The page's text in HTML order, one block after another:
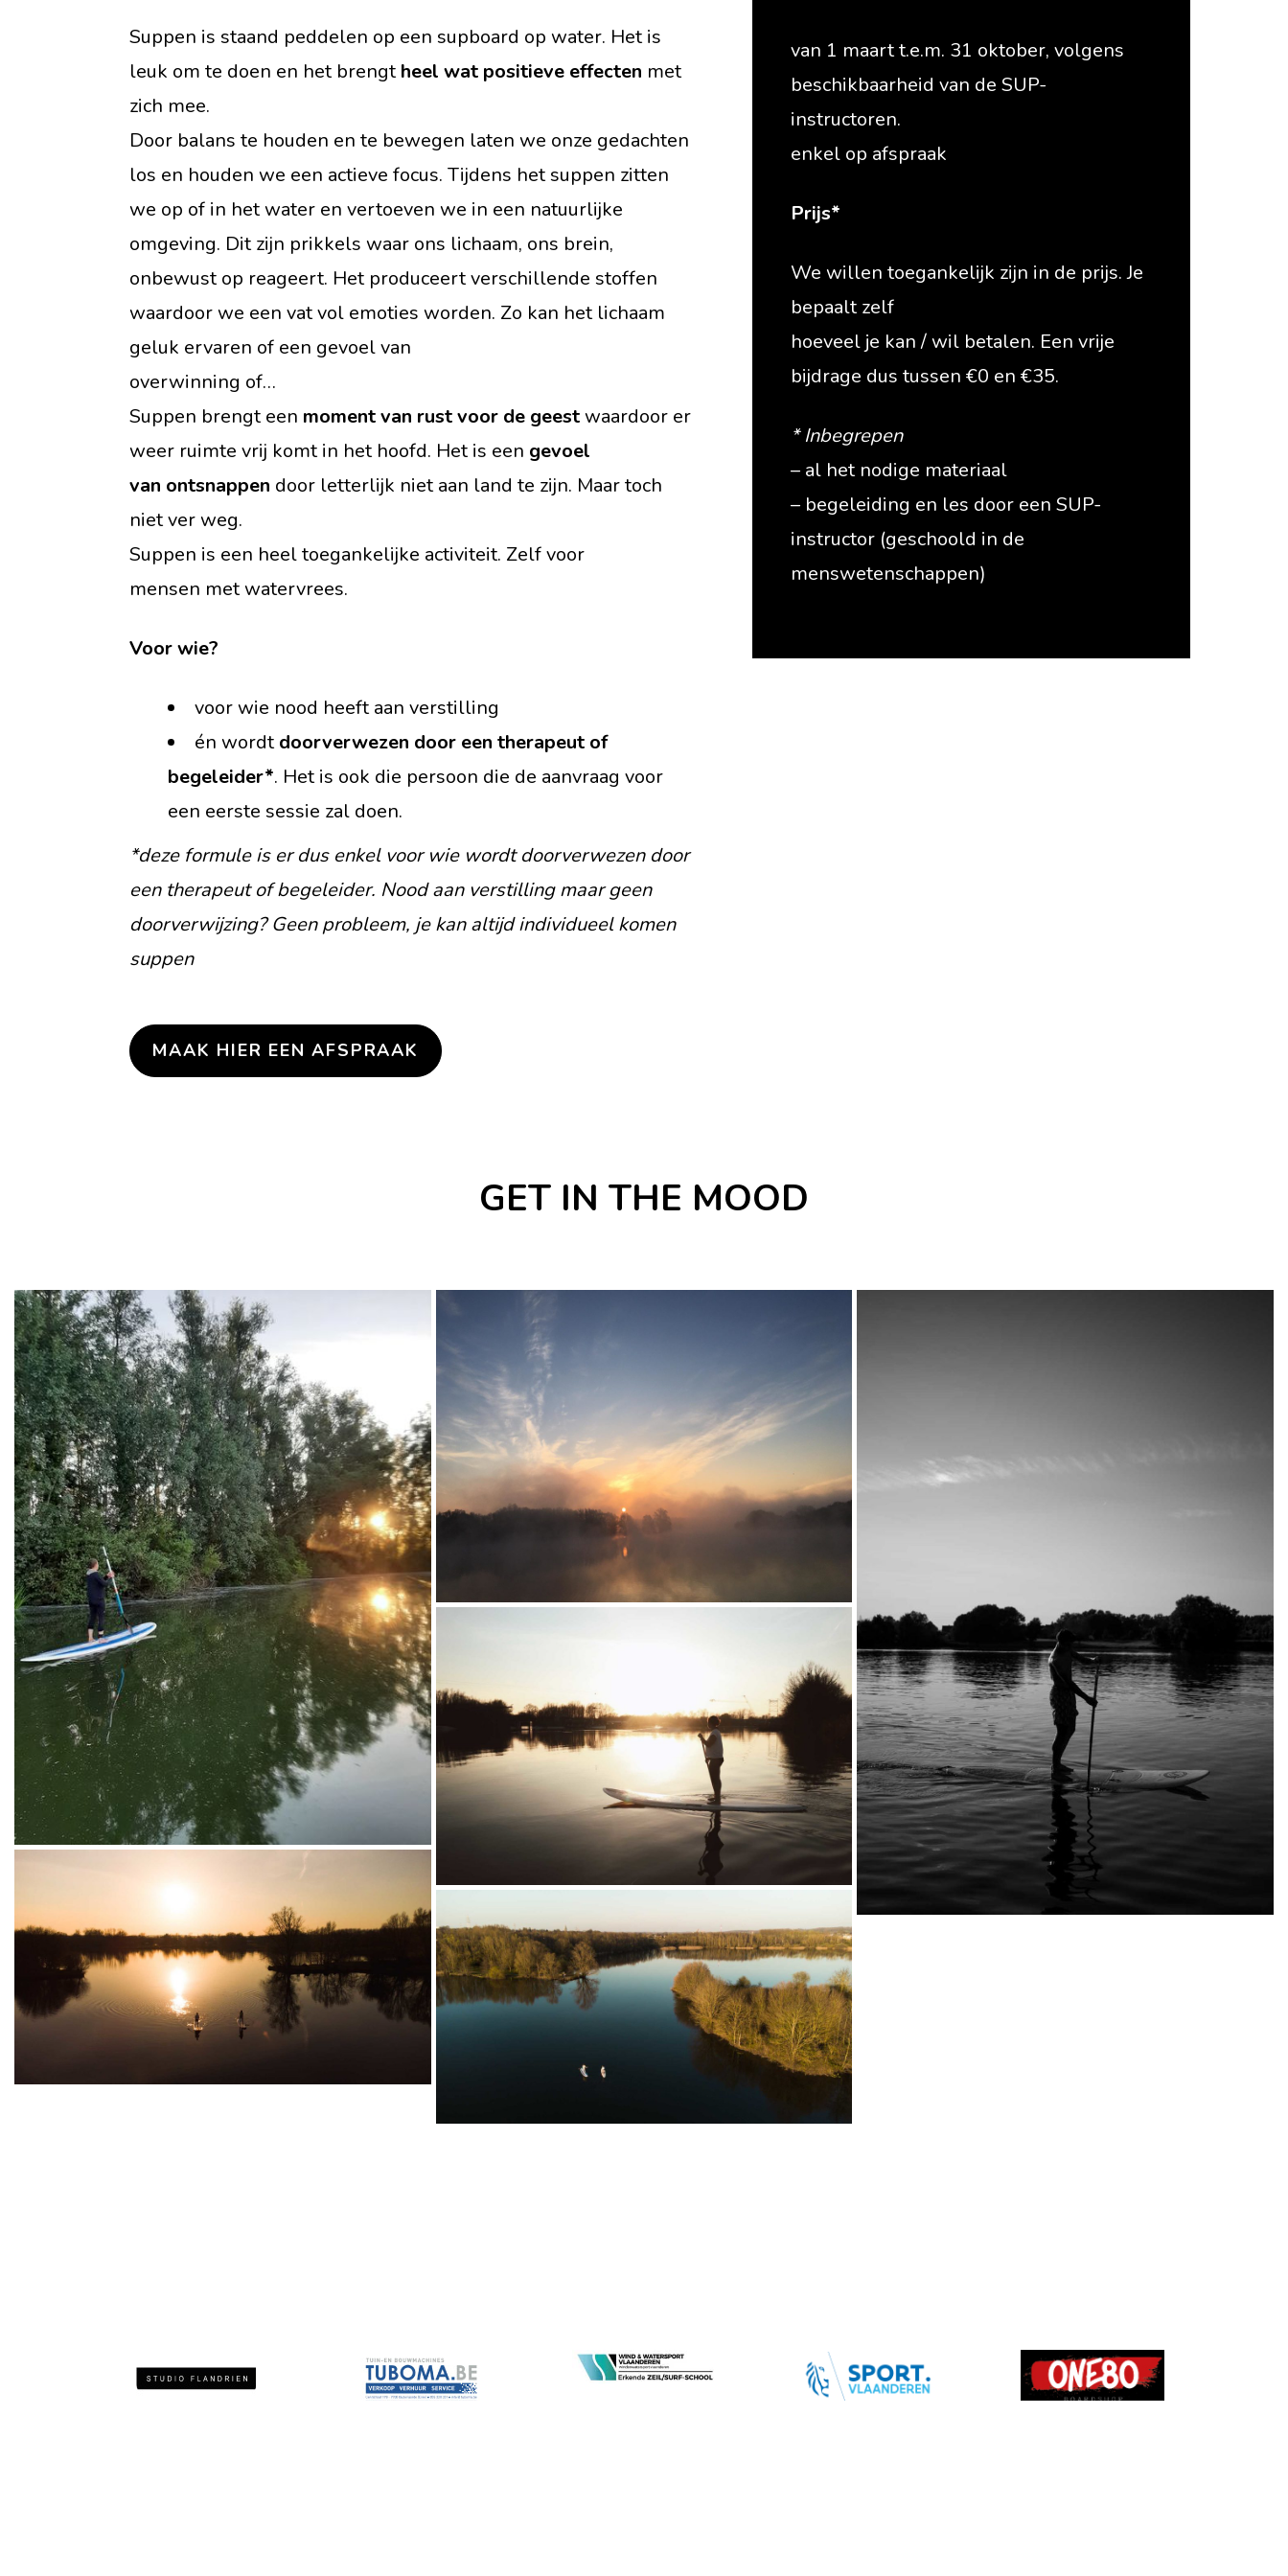
Suppen is staand peddelen op een supboard op water. Het is
leuk om te doen en het brengtheel wat positieve effecten met
zich mee.
Door balans te houden en te bewegen laten we onze gedachten
los en houden we een actieve focus. Tijdens het suppen zitten
we op of in het water en vertoeven we in een natuurlijke
omgeving. Dit zijn prikkels waar ons lichaam, ons brein,
onbewust op reageert. Het produceert verschillende stoffen
waardoor we een vat vol emoties worden. Zo kan het lichaam
geluk ervaren of een gevoel van
overwinning of…
Suppen brengt een moment van rust voor de geestwaardoor er
weer ruimte vrij komt in het hoofd. Het is een gevoel
van ontsnappen door letterlijk niet aan land te zijn. Maar toch
niet ver weg.
Suppen is een heel toegankelijke activiteit. Zelf voor
mensen met watervrees.
Voor wie?
voor wie nood heeft aan verstilling
én wordtdoorverwezen door een therapeut of
begeleider*. Het is ook die persoon die de aanvraag voor
een eerste sessie zal doen.
*deze formule is er dus enkel voor wie wordt doorverwezen door
een therapeut of begeleider. Nood aan verstilling maar geen
doorverwijzing? Geen probleem, je kan altijd individueel komen
suppen
MAAK HIER EEN AFSPRAAK
van 1 maart t.e.m. 31 oktober, volgens
beschikbaarheid van de SUP-
instructoren.
enkel op afspraak
Prijs*
We willen toegankelijk zijn in de prijs. Je
bepaalt zelf
hoeveel je kan / wil betalen. Een vrije
bijdrage dus tussen €0 en €35.
* Inbegrepen
– al het nodige materiaal
– begeleiding en les door een SUP-
instructor (geschoold in de
menswetenschappen)
GET IN THE MOOD